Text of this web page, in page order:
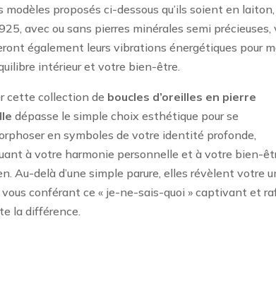
modèles proposés ci-dessous qu’ils soient en
avec ou sans pierres minérales semi précieuses,
également leurs vibrations énergétiques pour
intérieur et votre bien-être.
cette collection de boucles d’oreilles en pierre
dépasse le simple choix esthétique pour se
en symboles de votre identité profonde,
à votre harmonie personnelle et à votre bien-
Au-delà d’une simple parure, elles révèlent votre
conférant ce « je-ne-sais-quoi » captivant et
la différence.